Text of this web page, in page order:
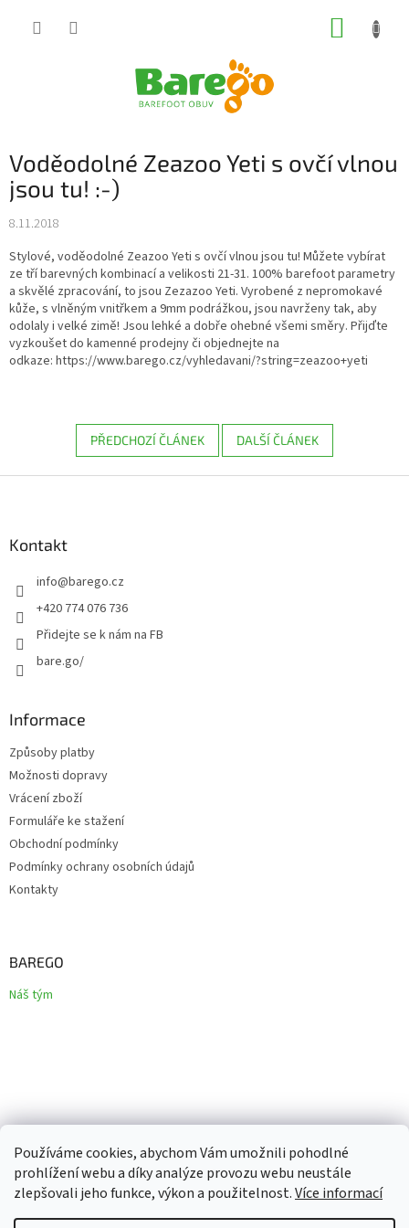
Používáme cookies, abychom Vám umožnili pohodlné
prohlížení webu a díky analýze provozu webu neustále
zlepšovali jeho funkce, výkon a použitelnost.Více informací
Voděodolné Zeazoo Yeti s ovčí vlnou
jsou tu! :-)
8.11.2018
Stylové, voděodolné Zeazoo Yeti s ovčí vlnou jsou tu! Můžete vybírat
ze tří barevných kombinací a velikosti 21-31. 100% barefoot parametry
a skvělé zpracování, to jsou Zezazoo Yeti. Vyrobené z nepromokavé
kůže, s vlněným vnitřkem a 9mm podrážkou, jsou navrženy tak, aby
odolaly i velké zimě! Jsou lehké a dobře ohebné všemi směry. Přijďte
vyzkoušet do kamenné prodejny či objednejte na
odkaze: https://www.barego.cz/vyhledavani/?string=zeazoo+yeti
PŘEDCHOZÍ ČLÁNEK DALŠÍ ČLÁNEK
Kontakt
info@barego.cz
+420 774 076 736
Přidejte se k nám na FB
bare.go/
Informace
Způsoby platby
Možnosti dopravy
Vrácení zboží
Formuláře ke stažení
Obchodní podmínky
Podmínky ochrany osobních údajů
Kontakty
BAREGO
Náš tým